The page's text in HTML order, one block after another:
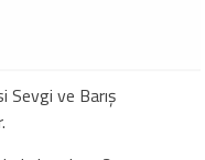
Sevgi ve Barış